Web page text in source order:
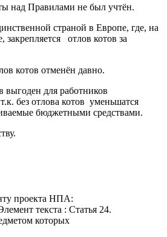
над Правилами не был учтён.
страной в Европе, где, на
закрепляется отлов котов за
котов отменён давно.
выгоден для работников
без отлова котов уменьшатся
бюджетными средствами.
проекта НПА:
текста : Статья 24.
которых